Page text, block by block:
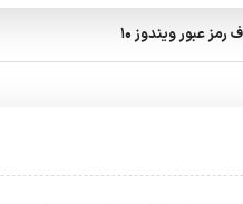
عبور ویندوز 10